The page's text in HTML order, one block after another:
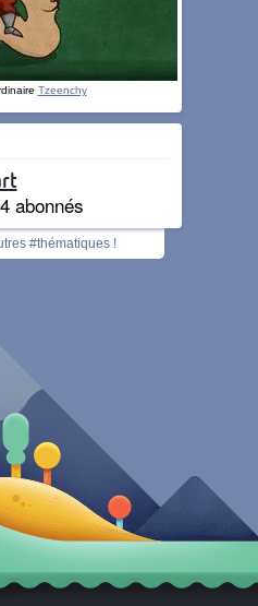
Tzeenchy
abonnés
#thématiques !